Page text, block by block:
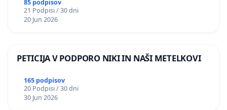
PRESTRANEK
85 podpisov
21 Podpisi / 30 dni
20 Jun 2026
PETICIJA V PODPORO NIKI IN NAŠI METELKOVI
165 podpisov
20 Podpisi / 30 dni
30 Jun 2026